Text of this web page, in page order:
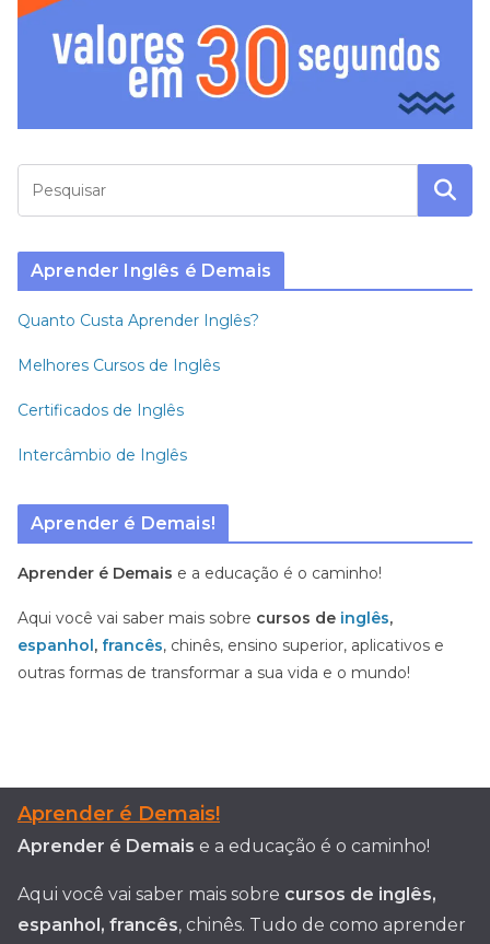
Aprender Inglês é Demais
Quanto Custa Aprender Inglês?
Melhores Cursos de Inglês
Certificados de Inglês
Intercâmbio de Inglês
Aprender é Demais!
Aprender é Demais e a educação é o caminho!
Aqui você vai saber mais sobre cursos de inglês,
espanhol, francês, chinês, ensino superior, aplicativos e
outras formas de transformar a sua vida e o mundo!
Aprender é Demais!
Aprender é Demais e a educação é o caminho!
Aqui você vai saber mais sobre cursos de inglês,
espanhol, francês, chinês. Tudo de como aprender